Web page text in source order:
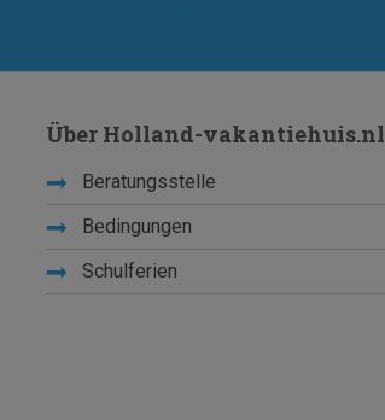
Über Holland-vakantiehuis.nl
Beratungsstelle
Bedingungen
Schulferien